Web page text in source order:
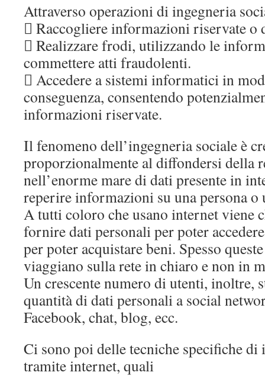
Attraverso operazioni di ingegneria
 Raccogliere informazioni riservate o
 Realizzare frodi, utilizzando le
commettere atti fraudolenti.
 Accedere a sistemi informatici in
conseguenza, consentendo
informazioni riservate.
Il fenomeno dell’ingegneria sociale è
proporzionalmente al diffondersi della
nell’enorme mare di dati presente in
reperire informazioni su una persona o
A tutti coloro che usano internet viene
fornire dati personali per poter
per poter acquistare beni. Spesso
viaggiano sulla rete in chiaro e non in
Un crescente numero di utenti, inoltre,
quantità di dati personali a social
Facebook, chat, blog, ecc.
Ci sono poi delle tecniche specifiche di
tramite internet, quali